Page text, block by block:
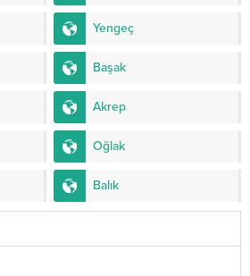
Yengeç
Başak
Akrep
Oğlak
Balık